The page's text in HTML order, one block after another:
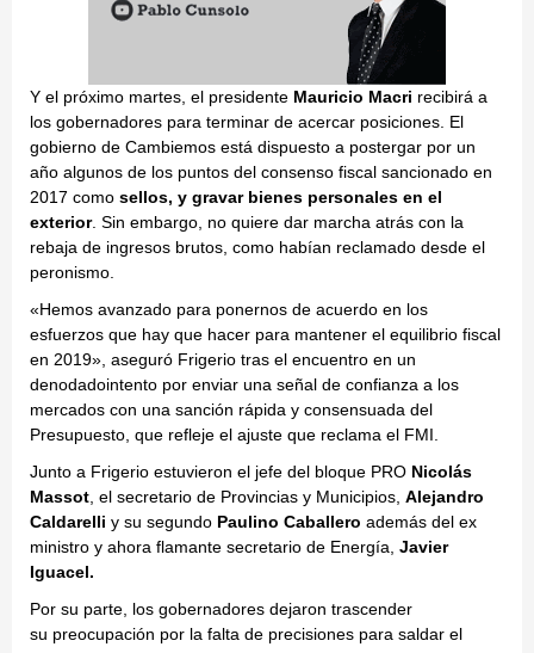
Y el próximo martes, el presidente Mauricio Macri recibirá a
los gobernadores para terminar de acercar posiciones. El
gobierno de Cambiemos está dispuesto a postergar por un
año algunos de los puntos del consenso fiscal sancionado en
2017 como sellos, y gravar bienes personales en el
exterior. Sin embargo, no quiere dar marcha atrás con la
rebaja de ingresos brutos, como habían reclamado desde el
peronismo.
«Hemos avanzado para ponernos de acuerdo en los
esfuerzos que hay que hacer para mantener el equilibrio fiscal
en 2019», aseguró Frigerio tras el encuentro en un
denodadointento por enviar una señal de confianza a los
mercados con una sanción rápida y consensuada del
Presupuesto, que refleje el ajuste que reclama el FMI.
Junto a Frigerio estuvieron el jefe del bloque PRO Nicolás
Massot , el secretario de Provincias y Municipios, Alejandro
Caldarelli y su segundo Paulino Caballero además del ex
ministro y ahora flamante secretario de Energía, Javier
Iguacel.
Por su parte, los gobernadores dejaron trascender
su preocupación por la falta de precisiones para saldar el